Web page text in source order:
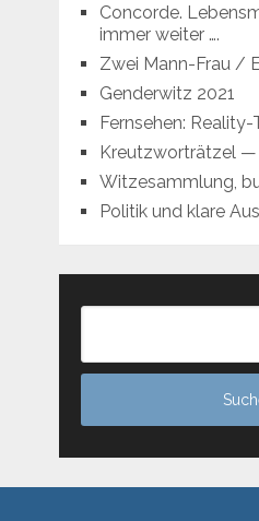
Concorde.
immer weiter ….
Zwei Mann-Frau /
Genderwitz 2021
Fernsehen: Reality-
Kreutzworträtzel —
Witzesammlung,
Politik und klare